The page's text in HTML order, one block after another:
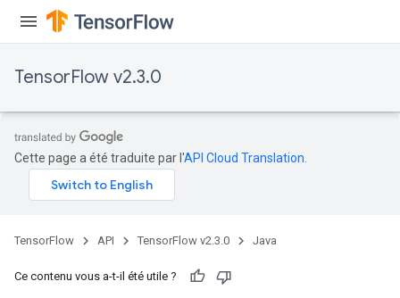
TensorFlow v2.3.0
Cette page a été traduite par l'API Cloud Translation
TensorFlow API TensorFlow v2.3.0 Java
Ce contenu vous a-t-il été utile ?